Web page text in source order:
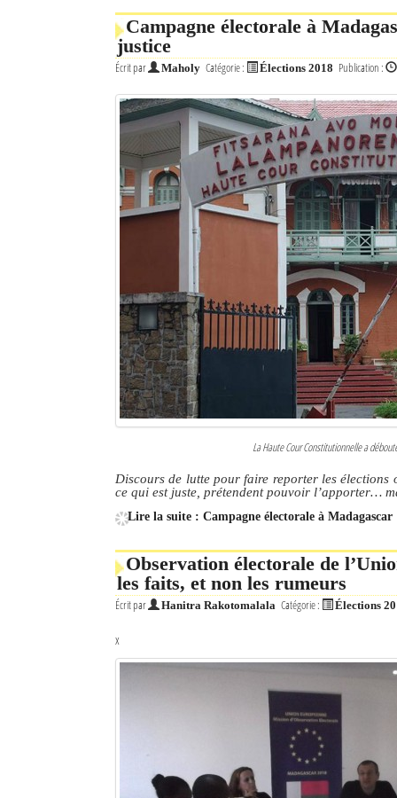
Connexion
Identifiant oublié ?
Mot de passe oublié ?
Campagne électorale à
justice
Écrit par Maholy Catégorie : Élections 2018 Publication :
La Haute Cour Constitutionnelle a
Discours de lutte pour faire reporter les élections
ce qui est juste, prétendent pouvoir l’apporter…
Lire la suite : Campagne électorale à
Observation électorale de
les faits, et non les rumeurs
Écrit par Hanitra Rakotomalala Catégorie : Élections
x